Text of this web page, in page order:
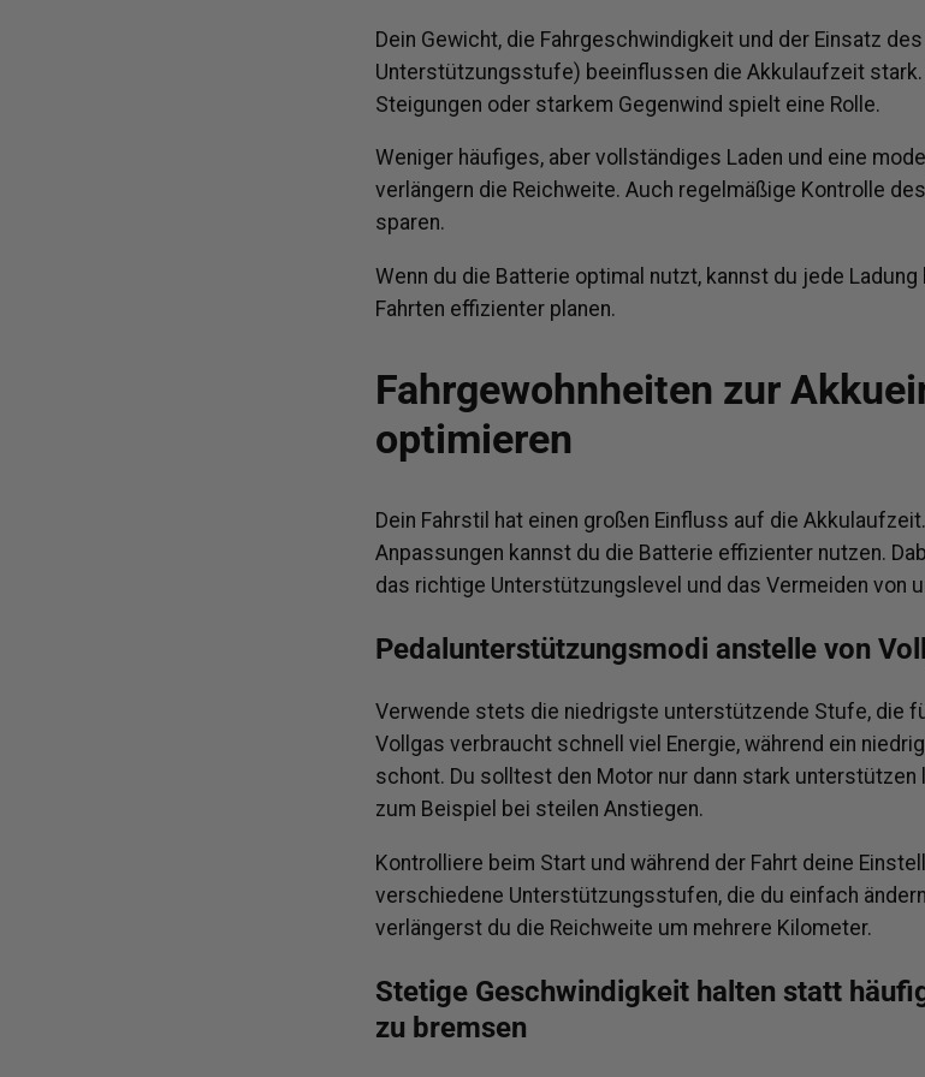
Dein Gewicht, die Fahrgeschwindigkeit und der Einsatz
Unterstützungsstufe) beeinflussen die Akkulaufzeit stark.
Steigungen oder starkem Gegenwind spielt eine Rolle.
Weniger häufiges, aber vollständiges Laden und eine
verlängern die Reichweite. Auch regelmäßige Kontrolle
sparen.
Wenn du die Batterie optimal nutzt, kannst du jede
Fahrten effizienter planen.
Fahrgewohnheiten zur
optimieren
Dein Fahrstil hat einen großen Einfluss auf die
Anpassungen kannst du die Batterie effizienter nutzen.
das richtige Unterstützungslevel und das Vermeiden von
Pedalunterstützungsmodi anstelle von
Verwende stets die niedrigste unterstützende Stufe, die
Vollgas verbraucht schnell viel Energie, während ein
schont. Du solltest den Motor nur dann stark unterstützen
zum Beispiel bei steilen Anstiegen.
Kontrolliere beim Start und während der Fahrt deine
verschiedene Unterstützungsstufen, die du einfach
verlängerst du die Reichweite um mehrere Kilometer.
Stetige Geschwindigkeit halten statt
zu bremsen